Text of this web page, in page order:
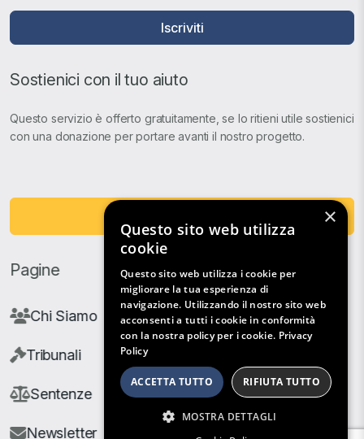
Iscriviti
Sostienici con il tuo aiuto
Questo servizio è offerto gratuitamente, se lo ritieni utile sostienici
con una donazione per portare avanti il nostro progetto.
Pagine
Chi Siamo
Tribunali
Sentenze
Newsletter
×
Questo sito web utilizza
cookie
Questo sito web utilizza i cookie per
migliorare la tua esperienza di
navigazione. Utilizzando il nostro sito web
acconsenti a tutti i cookie in conformità
con la nostra policy per i cookie. Privacy
Policy
ACCETTA TUTTO RIFIUTA TUTTO
MOSTRA DETTAGLI